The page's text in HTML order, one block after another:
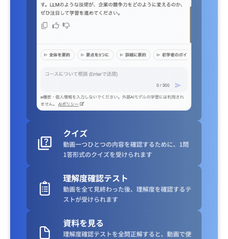
クイズ
動画一つひとつの内容を確認するために、1問
1答形式のクイズを受けられます
理解度確認テスト
動画を全て見終わった後、理解度を確認するテ
ストが受けられます
資料を見る
理解度確認テストを全問正解すると、動画で使